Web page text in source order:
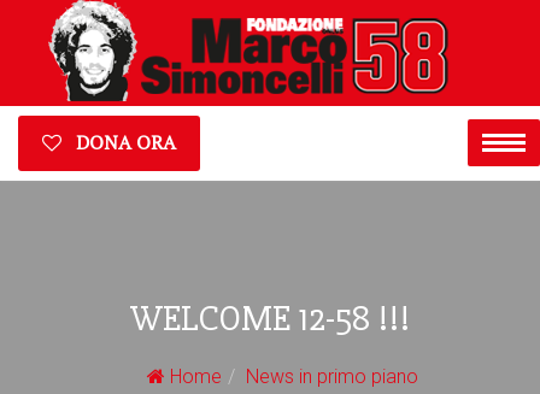
DONA ORA
WELCOME 12-58 !!!
Home
News in primo piano